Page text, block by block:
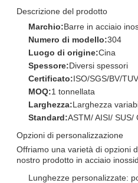
Descrizione del prodotto
Marchio:Barre in acciaio
Numero di modello:304
Luogo di origine:Cina
Spessore:Diversi spessori
Certificato:ISO/SGS/BV/
MOQ:1 tonnellata
Larghezza:Larghezza
Standard:ASTM/ AISI/ SUS/
Opzioni di personalizzazione
Offriamo una varietà di opzioni
nostro prodotto in acciaio
Lunghezze personalizzate: